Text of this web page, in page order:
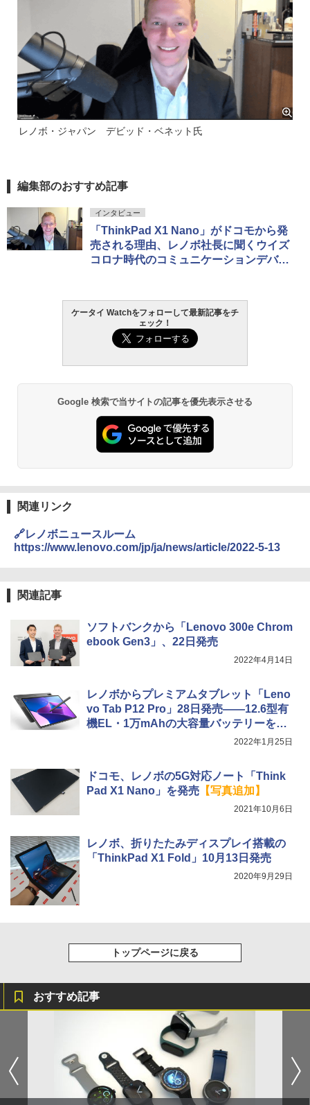
レノボ・ジャパン デビッド・ベネット氏
編集部のおすすめ記事
インタビュー
「ThinkPad X1 Nano」がドコモから発
売される理由、レノボ社長に聞くウイズ
コロナ時代のコミュニケーションデバイ
ケータイ Watchをフォローして最新記事をチ
ェック！
Google 検索で当サイトの記事を優先表示させる
関連リンク
🔗レノボニュースルーム
https://www.lenovo.com/jp/ja/news/article/2022-5-13
関連記事
ソフトバンクから「Lenovo 300e Chrom
ebook Gen3」、22日発売
2022年4月14日
レノボからプレミアムタブレット「Leno
vo Tab P12 Pro」28日発売――12.6型有
機EL・1万mAhの大容量バッテリーを搭
2022年1月25日
ドコモ、レノボの5G対応ノート「Think
Pad X1 Nano」を発売【写真追加】
2021年10月6日
レノボ、折りたたみディスプレイ搭載の
「ThinkPad X1 Fold」10月13日発売
2020年9月29日
トップページに戻る
おすすめ記事